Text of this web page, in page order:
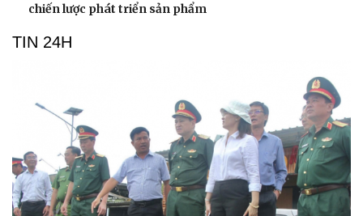
chiến lược phát triển sản phẩm
TIN 24H